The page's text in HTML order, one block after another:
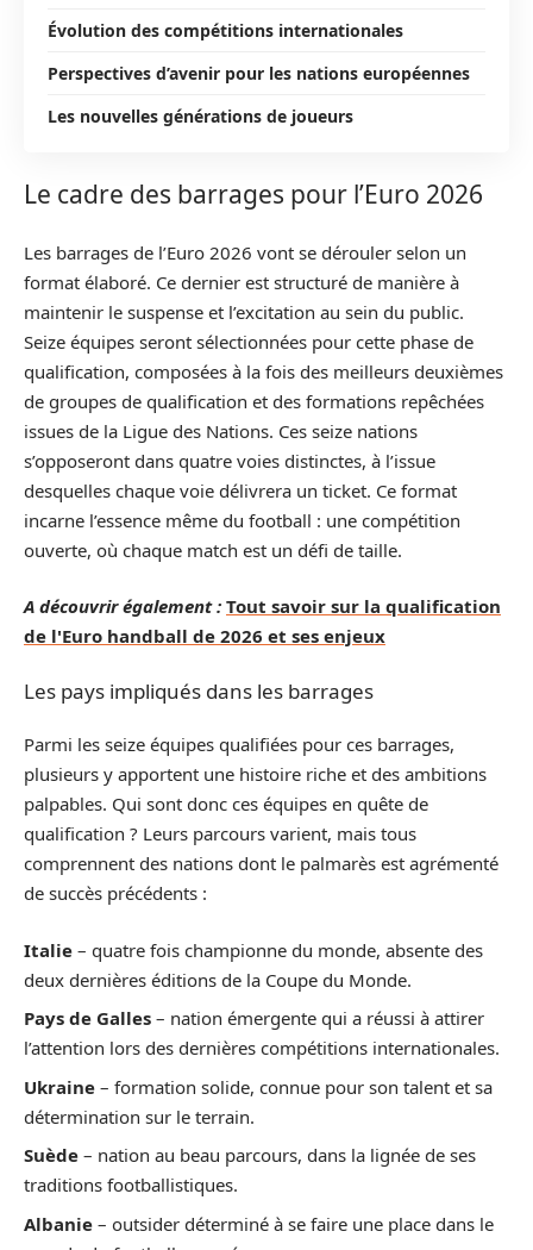
Évolution des compétitions internationales
Perspectives d’avenir pour les nations européennes
Les nouvelles générations de joueurs
Le cadre des barrages pour l’Euro 2026
Les barrages de l’Euro 2026 vont se dérouler selon un
format élaboré. Ce dernier est structuré de manière à
maintenir le suspense et l’excitation au sein du public.
Seize équipes seront sélectionnées pour cette phase de
qualification, composées à la fois des meilleurs deuxièmes
de groupes de qualification et des formations repêchées
issues de la Ligue des Nations. Ces seize nations
s’opposeront dans quatre voies distinctes, à l’issue
desquelles chaque voie délivrera un ticket. Ce format
incarne l’essence même du football : une compétition
ouverte, où chaque match est un défi de taille.
A découvrir également : Tout savoir sur la qualification
de l'Euro handball de 2026 et ses enjeux
Les pays impliqués dans les barrages
Parmi les seize équipes qualifiées pour ces barrages,
plusieurs y apportent une histoire riche et des ambitions
palpables. Qui sont donc ces équipes en quête de
qualification ? Leurs parcours varient, mais tous
comprennent des nations dont le palmarès est agrémenté
de succès précédents :
Italie – quatre fois championne du monde, absente des
deux dernières éditions de la Coupe du Monde.
Pays de Galles – nation émergente qui a réussi à attirer
l’attention lors des dernières compétitions internationales.
Ukraine – formation solide, connue pour son talent et sa
détermination sur le terrain.
Suède – nation au beau parcours, dans la lignée de ses
traditions footballistiques.
Albanie – outsider déterminé à se faire une place dans le